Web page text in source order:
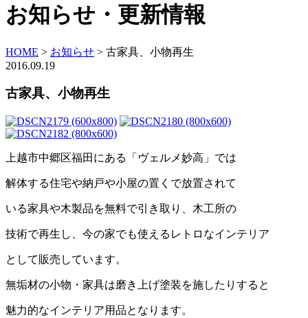
お知らせ・更新情報
HOME > お知らせ > 古家具、小物再生
2016.09.19
古家具、小物再生
上越市中郷区福田にある「ヴェルメ妙高」では
解体する住宅や納戸や小屋の置くで放置されて
いる家具や木製品を無料で引き取り、木工所の
技術で再生し、今の家でも使えるレトロなインテリア
として販売しています。
無垢材の小物・家具は磨き上げ塗装を施したりすると
魅力的なインテリア用品となります。